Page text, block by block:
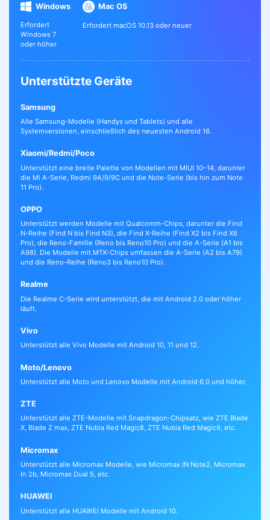
Windows
Erfordert
Windows 7
oder höher
Mac OS
Erfordert macOS 10.13 oder neuer
Unterstützte Geräte
Samsung
Alle Samsung-Modelle (Handys und Tablets) und alle
Systemversionen, einschließlich des neuesten Android 16.
Xiaomi/Redmi/Poco
Unterstützt eine breite Palette von Modellen mit MIUI 10–14, darunter
die Mi A-Serie, Redmi 9A/9/9C und die Note-Serie (bis hin zum Note
11 Pro).
OPPO
Unterstützt werden Modelle mit Qualcomm-Chips, darunter die Find
N-Reihe (Find N bis Find N3), die Find X-Reihe (Find X2 bis Find X6
Pro), die Reno-Familie (Reno bis Reno10 Pro) und die A-Serie (A1 bis
A98). Die Modelle mit MTK-Chips umfassen die A-Serie (A2 bis A79)
und die Reno-Reihe (Reno3 bis Reno10 Pro).
Realme
Die Realme C-Serie wird unterstützt, die mit Android 2.0 oder höher
läuft.
Vivo
Unterstützt alle Vivo Modelle mit Android 10, 11 und 12.
Moto/Lenovo
Unterstützt alle Moto und Lenovo Modelle mit Android 6.0 und höher.
ZTE
Unterstützt alle ZTE-Modelle mit Snapdragon-Chipsatz, wie ZTE Blade
X, Blade Z max, ZTE Nubia Red Magic8, ZTE Nubia Red Magic9, etc.
Micromax
Unterstützt alle Micromax Modelle, wie Micromax IN Note2, Micromax
In 2b, Micromax Dual 5, etc.
HUAWEI
Unterstützt alle HUAWEI Modelle mit Android 10.